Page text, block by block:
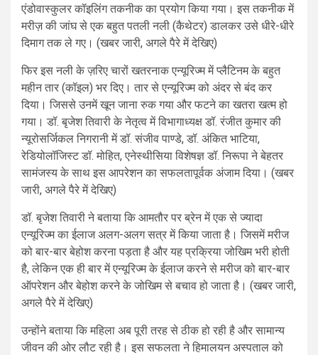
एंडोवास्कुलर कॉइलिंग तकनीक का प्रयोग किया गया। इस तकनीक में
मरीज़ की जांघ से एक बहुत पतली नली (कैथेटर) डालकर उसे धीरे-धीरे
दिमाग तक ले गए। (खबर जारी, अगले पैरे में देखिए)
फिर इस नली के ज़रिए चारों खतरनाक एन्यूरिज्म में प्लैटिनम के बहुत
महीन तार (कॉइल) भर दिए। तार से एन्यूरिज्म को अंदर से बंद कर
दिया। जिससे उनमें खून जाना रुक गया और फटने का खतरा खत्म हो
गया। डॉ. बृजेश तिवारी के नेतृत्व में विभागाध्यक्ष डॉ. रंजीत कुमार की
न्यूरोसर्जिकल निगरानी में डॉ. संजीव पाण्डे, डॉ. अंकित भाटिया,
रेडियोलॉजिस्ट डॉ. मोहित, एनेस्थीसिया विशेषज्ञ डॉ. निरूपा ने बेहतर
सामंजस्य के साथ इस आपरेशन का सफलतापूर्वक अंजाम दिया। (खबर
जारी, अगले पैरे में देखिए)
डॉ. बृजेश तिवारी ने बताया कि आमतौर पर ब्रेन में एक से ज्यादा
एन्यूरिज्म का ईलाज अलग-अलग सत्र में किया जाता है। जिसमें मरीज
को बार-बार बेहोश करना पड़ता है और यह प्रक्रिया जोखिम भरी होती
है, लेकिन एक ही बार में एन्यूरिज्म के ईलाज करने से मरीज को बार-बार
ऑपरेशन और बेहोश करने के जोखिम से बचाव हो जाता है। (खबर जारी,
अगले पैरे में देखिए)
उन्होंने बताया कि महिला अब पूरी तरह से ठीक हो रही है और सामान्य
जीवन की ओर लौट रही है। इस सफलता ने हिमालयन अस्पताल को